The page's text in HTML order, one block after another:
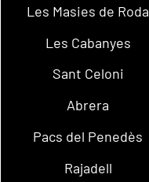
Les Masies de Roda
Les Cabanyes
Sant Celoni
Abrera
Pacs del Penedès
Rajadell